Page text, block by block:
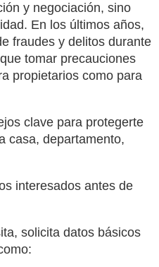
y negociación, sino
En los últimos años,
fraudes y delitos durante
tomar precauciones
propietarios como para
clave para protegerte
casa, departamento,
interesados antes de
solicita datos básicos